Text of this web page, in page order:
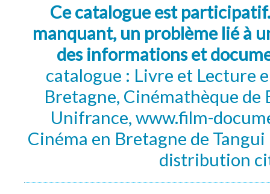
Ce catalogue est
manquant, un problème lié à
des informations et
catalogue : Livre et Lecture
Bretagne, Cinémathèque de
Unifrance, www.film-
Cinéma en Bretagne de
distribution